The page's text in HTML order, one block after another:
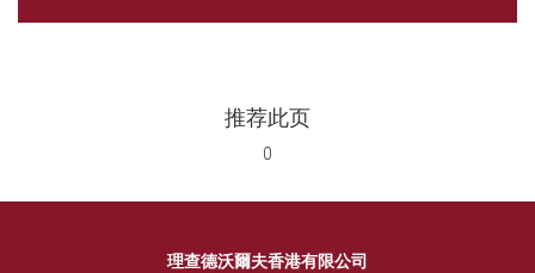
推荐此页
0
理查德沃爾夫香港有限公司